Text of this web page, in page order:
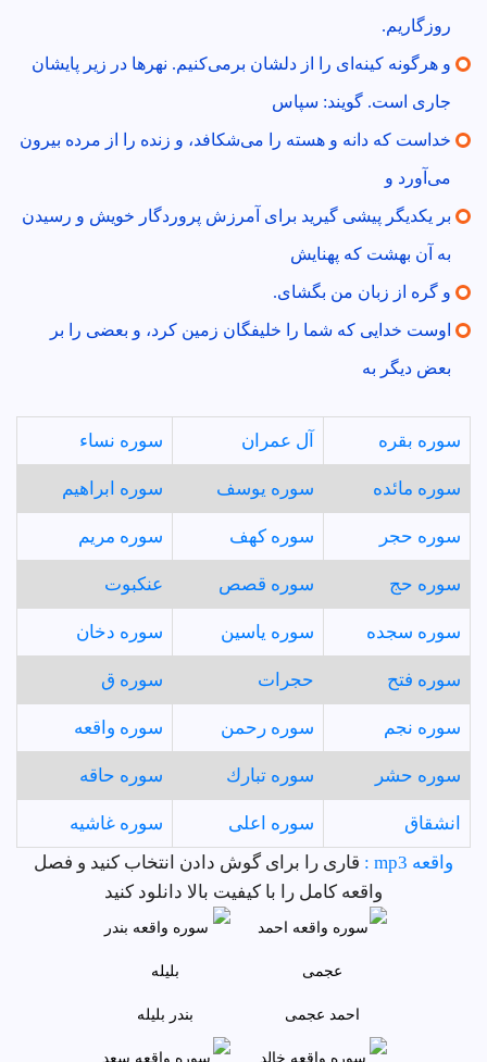
روزگاريم.
و هرگونه كينه‌اى را از دلشان برمى‌كنيم. نهرها در زير پايشان
جارى است. گويند: سپاس
خداست كه دانه و هسته را مى‌شكافد، و زنده را از مرده بيرون
مى‌آورد و
بر يكديگر پيشى گيريد براى آمرزش پروردگار خويش و رسيدن
به آن بهشت كه پهنايش
و گره از زبان من بگشاى.
اوست خدايى كه شما را خليفگان زمين كرد، و بعضى را بر
بعض ديگر به
سوره بقره آل عمران سوره نساء
سوره مائده سوره يوسف سوره ابراهيم
سوره حجر سوره كهف سوره مريم
سوره حج سوره قصص عنكبوت
سوره سجده سوره ياسين سوره دخان
سوره فتح حجرات سوره ق
سوره نجم سوره رحمن سوره واقعه
سوره حشر سوره تبارك سوره حاقه
انشقاق سوره اعلى
سوره غاشيه
واقعه mp3 :
قاری را برای گوش دادن انتخاب کنید و فصل
واقعه کامل را با کیفیت بالا دانلود کنید
احمد عجمى بندر بليله